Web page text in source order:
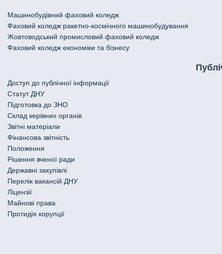
Машинобудівний фаховий коледж
Фаховий коледж ракетно-космічного машинобудування
Жовтоводський промисловий фаховий коледж
Фаховий коледж економіки та бізнесу
Доступ до публічної інформації
Статут ДНУ
Підготовка до ЗНО
Склад керівних органів
Звітні матеріали
Фінансова звітність
Положення
Рішення вченої ради
Державні закупівлі
Перелік вакансій ДНУ
Ліцензії
Майнові права
Протидія корупції